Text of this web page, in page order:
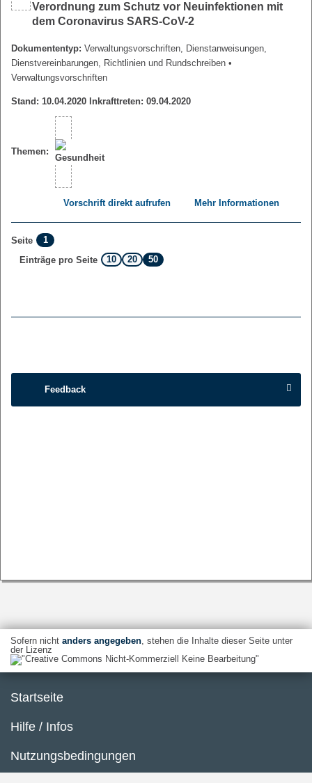
Verordnung zum Schutz vor Neuinfektionen mit
dem Coronavirus SARS-CoV-2
Dokumententyp: Verwaltungsvorschriften, Dienstanweisungen,
Dienstvereinbarungen, Richtlinien und Rundschreiben •
Verwaltungsvorschriften
Stand: 10.04.2020 Inkrafttreten: 09.04.2020
Themen:
Vorschrift direkt aufrufen Mehr Informationen
Seite
1
Einträge pro Seite
10 20 50
Feedback
Sofern nicht anders angegeben, stehen die Inhalte dieser Seite unter
der Lizenz
Startseite
Hilfe / Infos
Nutzungsbedingungen